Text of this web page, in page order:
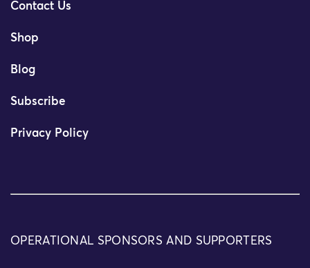
Contact Us
Shop
Blog
Subscribe
Privacy Policy
OPERATIONAL SPONSORS AND SUPPORTERS